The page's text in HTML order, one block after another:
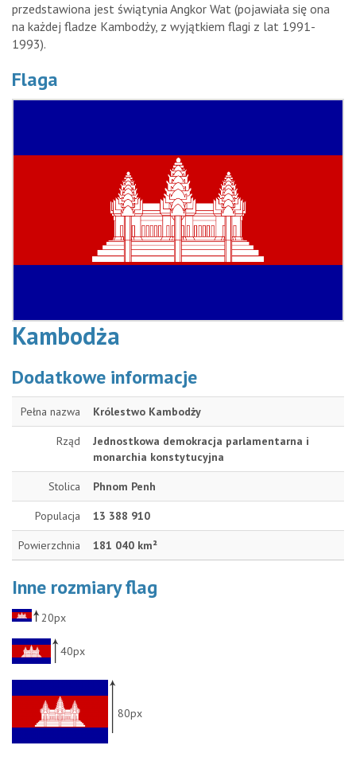
przedstawiona jest świątynia Angkor Wat (pojawiała się ona
na każdej fladze Kambodży, z wyjątkiem flagi z lat 1991-
1993).
Flaga
Kambodża
Dodatkowe informacje
Pełna nazwa Królestwo Kambodży
Rząd
Jednostkowa demokracja parlamentarna i
monarchia konstytucyjna
Stolica Phnom Penh
Populacja 13 388 910
Powierzchnia 181 040 km²
Inne rozmiary flag
20px
40px
80px